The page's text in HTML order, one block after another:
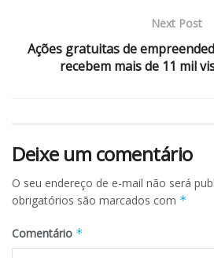
Next Post
Ações gratuitas de
recebem mais de 11 mil
Deixe um comentário
O seu endereço de e-mail não será
obrigatórios são marcados com *
Comentário *